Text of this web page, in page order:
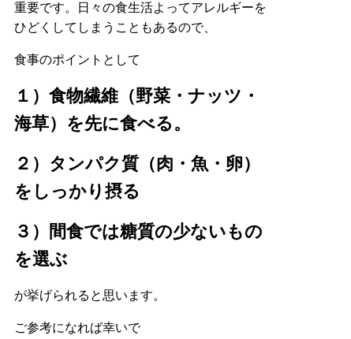
重要です。日々の食生活よってアレルギーを
ひどくしてしまうこともあるので、
食事のポイントとして
１）食物繊維（野菜・ナッツ・
海草）を先に食べる。
２）タンパク質（肉・魚・卵）
をしっかり摂る
３）間食では糖質の少ないもの
を選ぶ
が挙げられると思います。
ご参考になれば幸いで